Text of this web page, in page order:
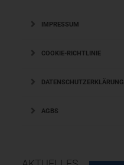
IMPRESSUM
COOKIE-RICHTLINIE
DATENSCHUTZERKLÄRUNG
AGBS